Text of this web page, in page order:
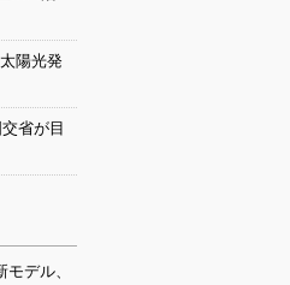
陽光発
省が目
デル、